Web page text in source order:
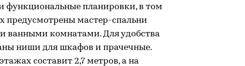
функциональные планировки, в том
предусмотрены мастер-спальни
ванными комнатами. Для удобства
ниши для шкафов и прачечные.
составит 2,7 метров, а на